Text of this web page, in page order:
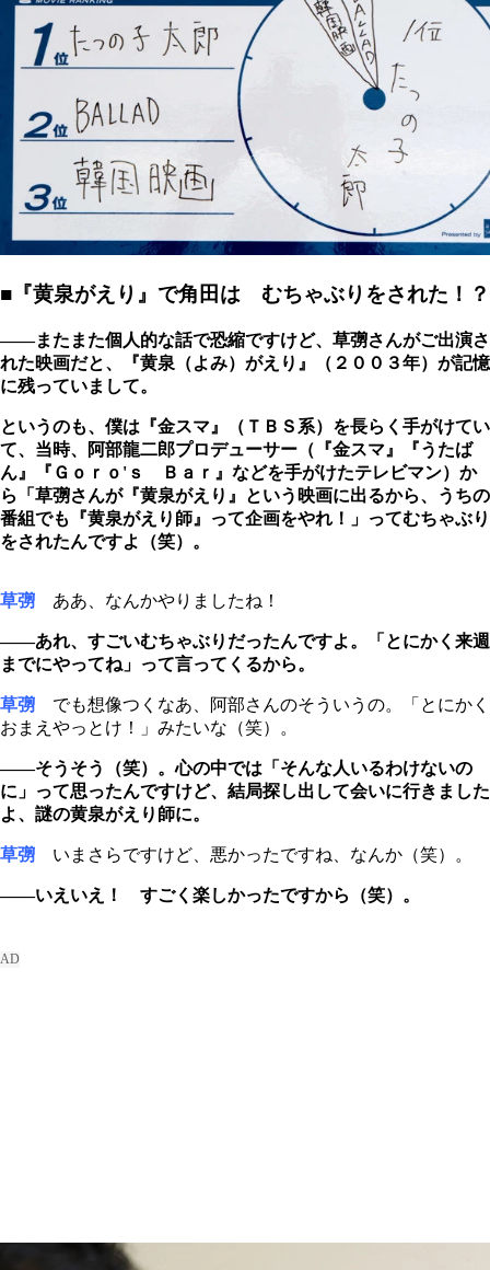
■『黄泉がえり』で角田は むちゃぶりをされた！？
――またまた個人的な話で恐縮ですけど、草彅さんがご出演さ
れた映画だと、『黄泉（よみ）がえり』（２００３年）が記憶
に残っていまして。
というのも、僕は『金スマ』（ＴＢＳ系）を長らく手がけてい
て、当時、阿部龍二郎プロデューサー（『金スマ』『うたば
ん』『Ｇｏｒｏ'ｓ Ｂａｒ』などを手がけたテレビマン）か
ら「草彅さんが『黄泉がえり』という映画に出るから、うちの
番組でも『黄泉がえり師』って企画をやれ！」ってむちゃぶり
をされたんですよ（笑）。
草彅 ああ、なんかやりましたね！
――あれ、すごいむちゃぶりだったんですよ。「とにかく来週
までにやってね」って言ってくるから。
草彅 でも想像つくなあ、阿部さんのそういうの。「とにかく
おまえやっとけ！」みたいな（笑）。
――そうそう（笑）。心の中では「そんな人いるわけないの
に」って思ったんですけど、結局探し出して会いに行きました
よ、謎の黄泉がえり師に。
草彅 いまさらですけど、悪かったですね、なんか（笑）。
――いえいえ！ すごく楽しかったですから（笑）。